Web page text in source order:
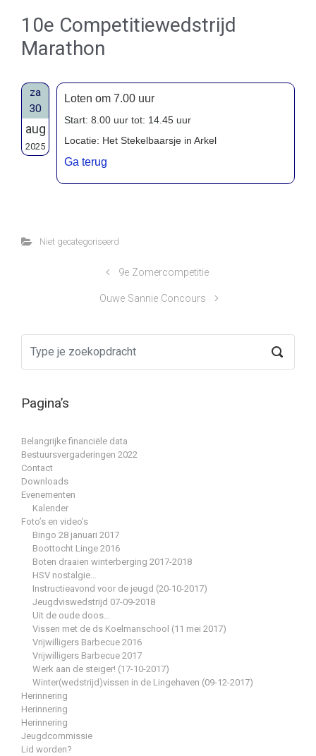
10e Competitiewedstrijd
Marathon
za
30
aug
2025
Loten om 7.00 uur
Start: 8.00 uur tot: 14.45 uur
Locatie: Het Stekelbaarsje in Arkel
Ga terug
Niet gecategoriseerd
9e Zomercompetitie
Ouwe Sannie Concours
Pagina’s
Belangrijke financiële data
Bestuursvergaderingen 2022
Contact
Downloads
Evenementen
Kalender
Foto’s en video’s
Bingo 28 januari 2017
Boottocht Linge 2016
Boten draaien winterberging 2017-2018
HSV nostalgie…
Instructieavond voor de jeugd (20-10-2017)
Jeugdviswedstrijd 07-09-2018
Uit de oude doos…
Vissen met de ds Koelmanschool (11 mei 2017)
Vrijwilligers Barbecue 2016
Vrijwilligers Barbecue 2017
Werk aan de steiger! (17-10-2017)
Winter(wedstrijd)vissen in de Lingehaven (09-12-2017)
Herinnering
Herinnering
Herinnering
Jeugdcommissie
Lid worden?